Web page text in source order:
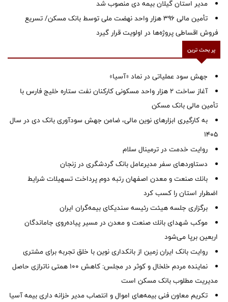
‌مدیر استان گیلان بیمه دی منصوب شد
تأمین مالی ۳۹۶ هزار واحد نهضت ملی توسط بانک مسکن/ تسریع
فروش اقساطی پروژه‌ها در اولویت قرار گیرد
پر بحث ترین
جهش سود عملیاتی در نماد «آسیا»
آغاز ساخت ۲ هزار واحد مسکونی کارکنان نفت ستاره خلیج فارس با
تأمین مالی بانک مسکن
به کارگیری ابزارهای نوین مالی، ضامن جهش سودآوری بانک دی در سال
1405
روایت خدمت در ترمینال سلام
دستاوردهای سفر مدیرعامل بانک گردشگری در زنجان
بانك صنعت و معدن اصفهان رتبه دوم پرداخت تسهیلات شرایط
اضطرار استان را كسب كرد
برگزاری جلسه هیئت رئیسه سندیکای بیمه‌گران ایران
موكب شهدای بانك صنعت و معدن در مسیر پیاده‌روی جاماندگان
اربعین برپا می‌شود
روایت بانک ایران زمین از بانکداری نوین با خلق تجربه برای مشتری
نماینده مردم خلخال و کوثر در مجلس: کاهش ۱۰۰ همتی ناترازی حاصل
مدیریت مطلوب بانک مسکن است
تکریم معاون فنی بیمه‌های اموال و انتصاب مدیر خزانه داری بیمه آسیا